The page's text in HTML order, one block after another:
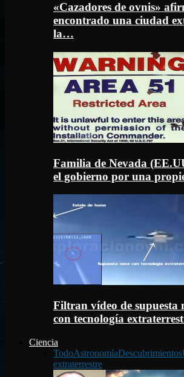
«Cazadores de ovnis»
encontrado una ciudad
la…
Familia de Nevada
el gobierno por una
Filtran vídeo de supuesta
con tecnología
Ciencia
TodoAstronomíaDescubrimientos
extraterrestre